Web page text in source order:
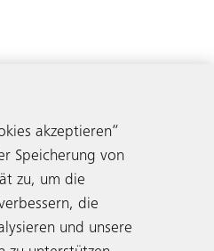
akzeptieren“
Speicherung von
zu, um die
die
und unsere